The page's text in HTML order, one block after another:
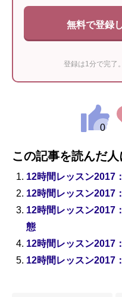
無料で登録
登録は1分で完了
この記事を読んだ
12時間レッスン2017
12時間レッスン2017
12時間レッスン
態
12時間レッスン
12時間レッスン